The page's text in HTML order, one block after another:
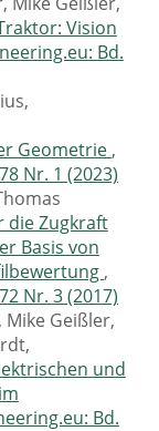
Vision
Bd.
Geometrie ,
Nr. 1 (2023)
die Zugkraft
Basis von
,
Nr. 3 (2017)
Geißler,
und
Bd.